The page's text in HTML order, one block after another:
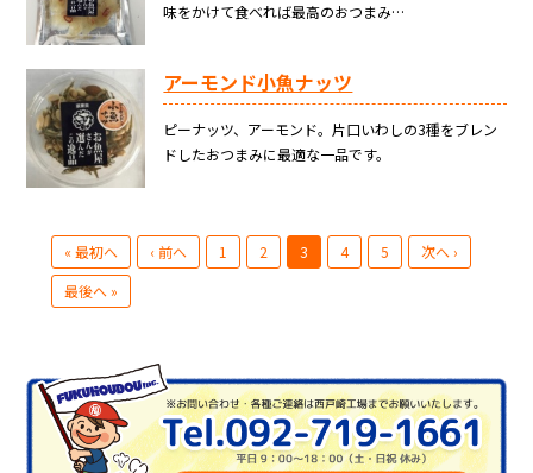
味をかけて食べれば最高のおつまみ…
アーモンド小魚ナッツ
ピーナッツ、アーモンド。片口いわしの3種をブレン
ドしたおつまみに最適な一品です。
« 最初へ ‹ 前へ 1 2 3 4 5
次へ ›
最後へ »